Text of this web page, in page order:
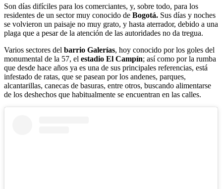
Son días difíciles para los comerciantes, y, sobre todo, para los
residentes de un sector muy conocido de Bogotá. Sus días y noches
se volvieron un paisaje no muy grato, y hasta aterrador, debido a una
plaga que a pesar de la atención de las autoridades no da tregua.
Varios sectores del barrio Galerías, hoy conocido por los goles del
monumental de la 57, el estadio El Campín; así como por la rumba
que desde hace años ya es una de sus principales referencias, está
infestado de ratas, que se pasean por los andenes, parques,
alcantarillas, canecas de basuras, entre otros, buscando alimentarse
de los deshechos que habitualmente se encuentran en las calles.